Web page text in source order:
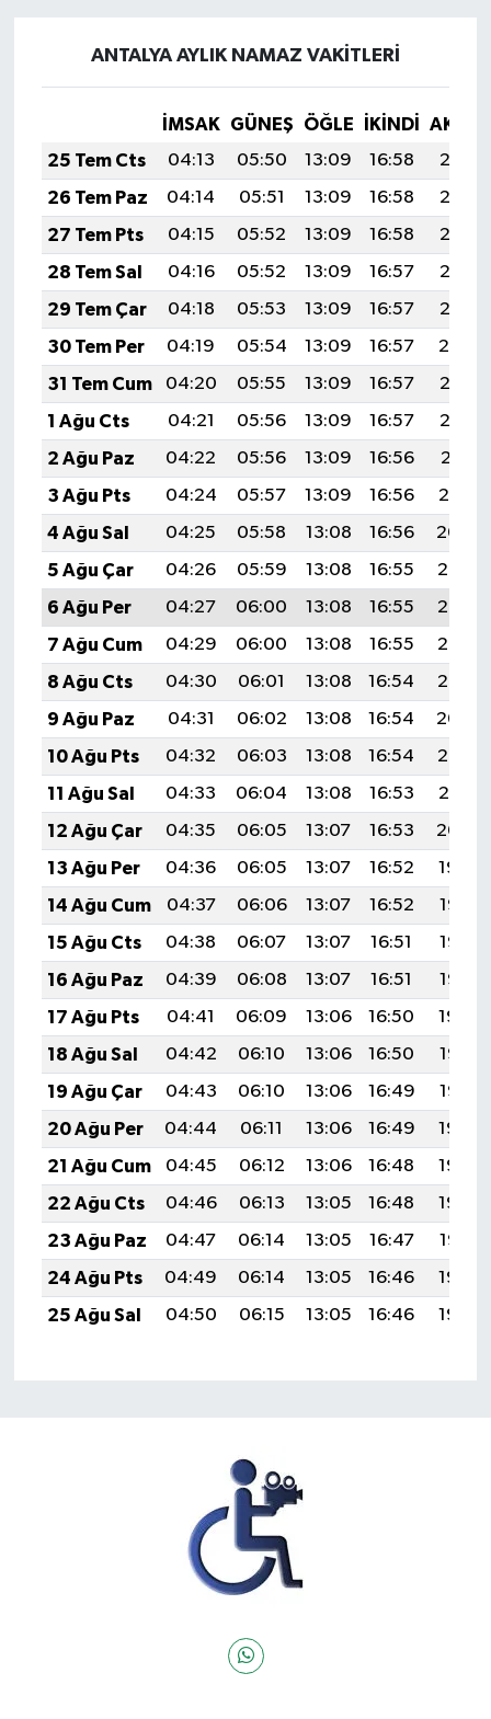
ANTALYA AYLIK NAMAZ VAKITLERI
İMSAK GÜNEŞ ÖĞLE İKINDI
25 Tem Cts
04:13 05:50 13:09 16:58
20:18
26 Tem Paz
04:14 05:51 13:09 16:58
20:17
27 Tem Pts
04:15 05:52 13:09 16:58
20:16
28 Tem Sal
04:16 05:52 13:09 16:57
20:15
29 Tem Çar
04:18 05:53 13:09 16:57
20:15
30 Tem Per
04:19 05:54 13:09 16:57
20:14
31 Tem Cum
04:20 05:55 13:09 16:57
20:13
1 Ağu Cts
04:21 05:56 13:09 16:57
20:12
2 Ağu Paz
04:22 05:56 13:09 16:56
20:11
3 Ağu Pts
04:24 05:57 13:09 16:56
20:10
4 Ağu Sal
04:25 05:58 13:08 16:56
20:09
5 Ağu Çar
04:26 05:59 13:08 16:55
20:08
6 Ağu Per
04:27 06:00 13:08 16:55
20:07
7 Ağu Cum
04:29 06:00 13:08 16:55
20:06
8 Ağu Cts
04:30 06:01 13:08 16:54
20:05
9 Ağu Paz
04:31 06:02 13:08 16:54
20:04
10 Ağu Pts
04:32 06:03 13:08 16:54
20:03
11 Ağu Sal
04:33 06:04 13:08 16:53
20:01
12 Ağu Çar
04:35 06:05 13:07 16:53
20:00
13 Ağu Per
04:36 06:05 13:07 16:52
19:59
14 Ağu Cum
04:37 06:06 13:07 16:52
19:58
15 Ağu Cts
04:38 06:07 13:07 16:51
19:57
16 Ağu Paz
04:39 06:08 13:07 16:51
19:56
17 Ağu Pts
04:41 06:09 13:06 16:50
19:54
18 Ağu Sal
04:42 06:10 13:06 16:50
19:53
19 Ağu Çar
04:43 06:10 13:06 16:49
19:52
20 Ağu Per
04:44 06:11 13:06 16:49
19:50
21 Ağu Cum
04:45 06:12 13:06 16:48
19:49
22 Ağu Cts
04:46 06:13 13:05 16:48
19:48
23 Ağu Paz
04:47 06:14 13:05 16:47
19:47
24 Ağu Pts
04:49 06:14 13:05 16:46
19:45
25 Ağu Sal
04:50 06:15 13:05 16:46 19:44